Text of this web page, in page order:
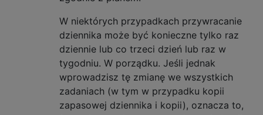
W niektórych przypadkach przywracanie
dziennika może być konieczne tylko raz
dziennie lub co trzeci dzień lub raz w
tygodniu. W porządku. Jeśli jednak
wprowadzisz tę zmianę we wszystkich
zadaniach (w tym w przypadku kopii
zapasowej dziennika i kopii), oznacza to,